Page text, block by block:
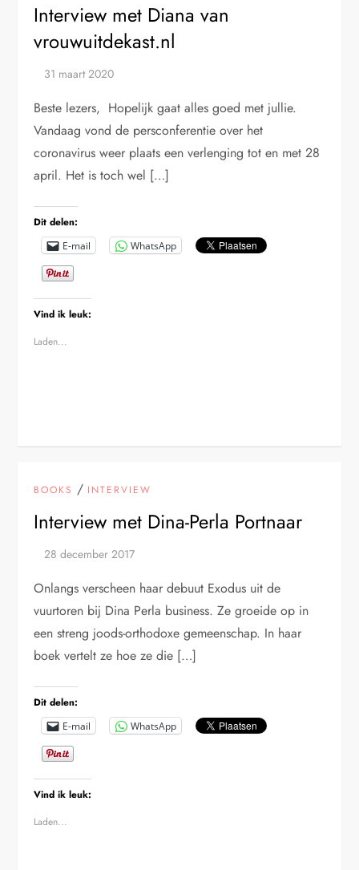
Interview met Diana van
vrouwuitdekast.nl
Beste lezers, Hopelijk gaat alles goed met jullie.
Vandaag vond de persconferentie over het
coronavirus weer plaats een verlenging tot en met 28
april. Het is toch wel […]
Dit delen:
E-mail WhatsApp
Vind ik leuk:
Laden...
BOOKS / INTERVIEW
Interview met Dina-Perla Portnaar
Onlangs verscheen haar debuut Exodus uit de
vuurtoren bij Dina Perla business. Ze groeide op in
een streng joods-orthodoxe gemeenschap. In haar
boek vertelt ze hoe ze die […]
Dit delen:
E-mail WhatsApp
Vind ik leuk:
Laden...